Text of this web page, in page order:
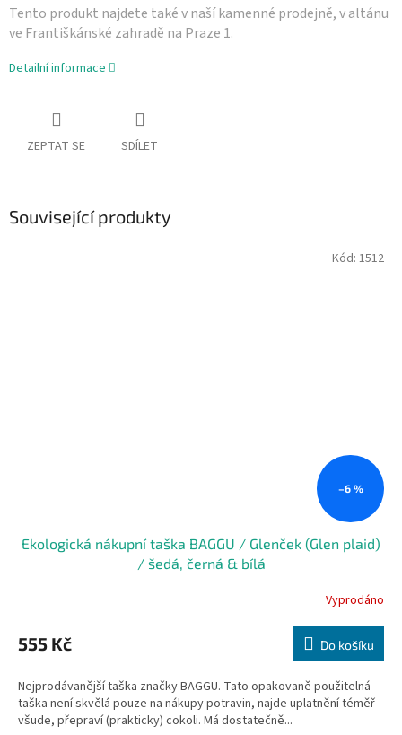
Tento produkt najdete také v naší­ kamenné prodejně, v altánu
ve Františkánské zahradě na Praze 1.
Detailní informace
ZEPTAT SE SDÍLET
Související produkty
–6 %
Ekologická nákupní taška BAGGU / Glenček (Glen plaid)
/ šedá, černá & bílá
Vyprodáno
555 Kč Do košíku
Nejprodávanější taška značky BAGGU. Tato opakovaně použitelná
taška není skvělá pouze na nákupy potravin, najde uplatnění téměř
všude, přepraví (prakticky) cokoli. Má dostatečně...
Kód: 1512